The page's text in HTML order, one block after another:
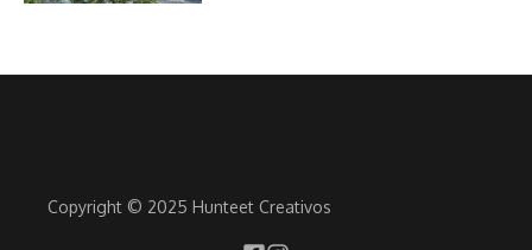
Copyright © 2025 Hunteet Creativos